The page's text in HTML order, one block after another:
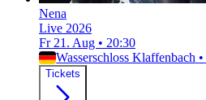
Nena
Live 2026
Fr 21. Aug • 20:30
Wasserschloss Klaffenbach •
Tickets